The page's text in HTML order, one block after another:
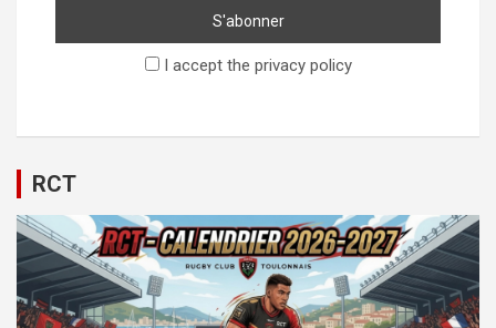
I accept the privacy policy
RCT